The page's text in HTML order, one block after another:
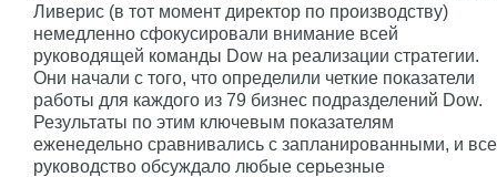
Ливерис (в тот момент директор по производству)
немедленно сфокусировали внимание всей
руководящей команды Dow на реализации стратегии.
Они начали с того, что определили четкие показатели
работы для каждого из 79 бизнес подразделений Dow.
Результаты по этим ключевым показателям
еженедельно сравнивались с запланированными, и все
руководство обсуждало любые серьезные